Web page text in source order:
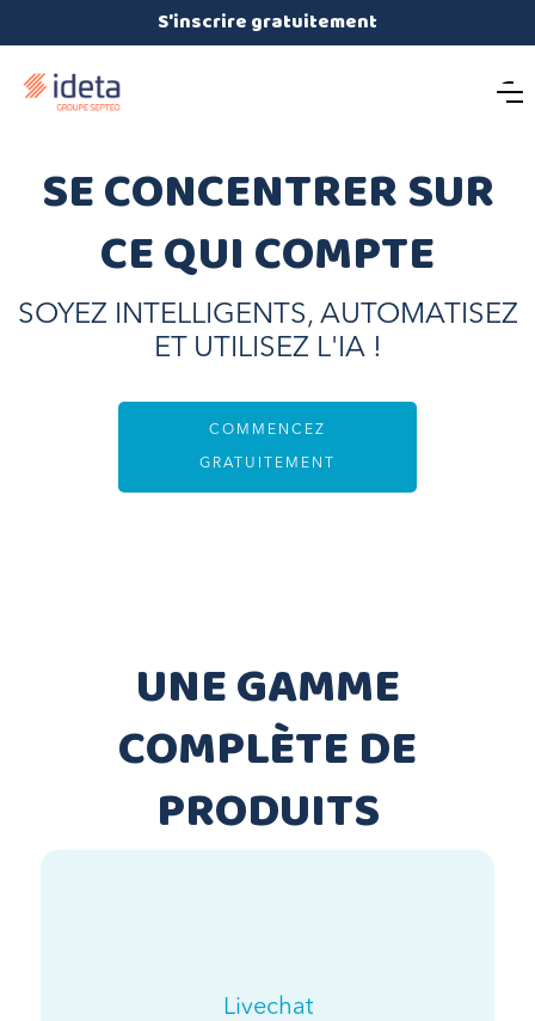
S'inscrire gratuitement
SE CONCENTRER SUR
CE QUI COMPTE
SOYEZ INTELLIGENTS, AUTOMATISEZ
ET UTILISEZ L'IA !
COMMENCEZ
GRATUITEMENT
UNE GAMME
COMPLÈTE DE
PRODUITS
Livechat